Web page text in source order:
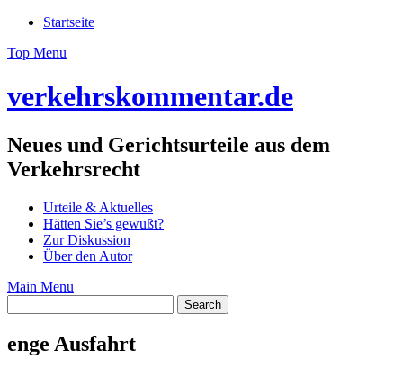
Skip
content
Startseite
Top Menu
verkehrskommentar.de
Neues und Gerichtsurteile aus dem
Verkehrsrecht
Urteile & Aktuelles
Hätten Sie’s gewußt?
Zur Diskussion
Über den Autor
Main Menu
enge Ausfahrt